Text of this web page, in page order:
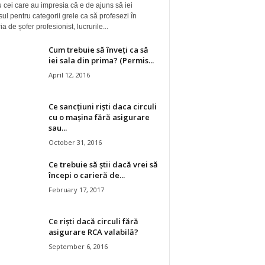
cei care au impresia că e de ajuns să iei
pentru categorii grele ca să profesezi în
de șofer profesionist, lucrurile...
Cum trebuie să înveți ca să
iei sala din prima? (Permis...
April 12, 2016
Ce sancțiuni riști daca circuli
cu o mașina fără asigurare
sau...
October 31, 2016
Ce trebuie să știi dacă vrei să
începi o carieră de...
February 17, 2017
Ce riști dacă circuli fără
asigurare RCA valabilă?
September 6, 2016